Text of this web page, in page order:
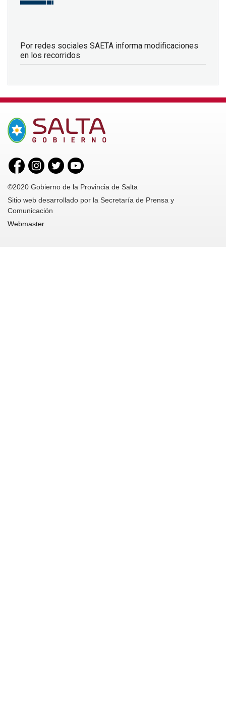
Por redes sociales SAETA informa modificaciones
en los recorridos
©2020 Gobierno de la Provincia de Salta
Sitio web desarrollado por la Secretaría de Prensa y
Comunicación
Webmaster